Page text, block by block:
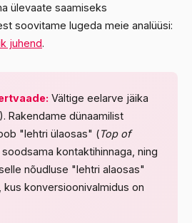
ülevaate saamiseks
soovitame lugeda meie analüüsi:
juhend.
Vältige eelarve jäika
Rakendame dünaamilist
"lehtri ülaosas" (Top of
kontaktihinnaga, ning
nõudluse "lehtri alaosas"
kus konversioonivalmidus on